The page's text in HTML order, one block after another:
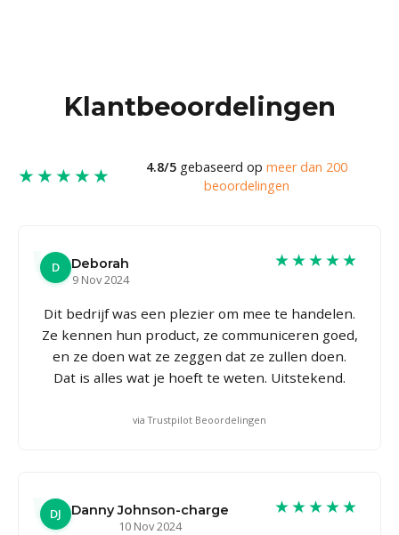
Klantbeoordelingen
★★★★★ 4.8/5gebaseerd op meer dan 200
beoordelingen
D
Deborah
9 Nov 2024
★★★★★
Dit bedrijf was een plezier om mee te handelen.
Ze kennen hun product, ze communiceren goed,
en ze doen wat ze zeggen dat ze zullen doen.
Dat is alles wat je hoeft te weten. Uitstekend.
via Trustpilot Beoordelingen
DJ
Danny Johnson-charge
10 Nov 2024
★★★★★